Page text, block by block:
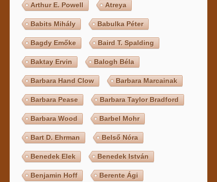
Arthur E. Powell Atreya
Babits Mihály Babulka Péter
Bagdy Emőke Baird T. Spalding
Baktay Ervin Balogh Béla
Barbara Hand Clow Barbara Marcainak
Barbara Pease Barbara Taylor Bradford
Barbara Wood Barbel Mohr
Bart D. Ehrman Belső Nóra
Benedek Elek Benedek István
Benjamin Hoff Berente Ági